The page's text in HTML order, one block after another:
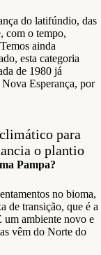
do latifúndio, das
com o tempo,
ainda
esta categoria
de 1980 já
Nova Esperança, por
para
o plantio
Pampa?
no bioma,
de transição, que é a
um ambiente novo e
vêm do Norte do